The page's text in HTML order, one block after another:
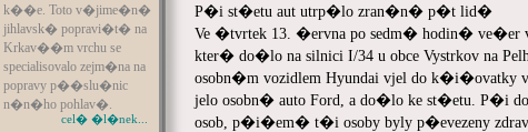
k��e. Toto v�jime�n�
jihlavsk� popravi�t� na
Krkav��m vrchu se
specialisovalo zejm�na na
popravy p��slu�nic
n�n�ho pohlav�.
cel� �l�nek...
P�i st�etu aut utrp�lo zran�n� p�t lid�
Ve �tvrtek 13. �ervna po sedm� hodin�
kter� do�lo na silnici I/34 u obce Vystrkov na
osobn�m vozidlem Hyundai vjel do k�i�ovatky
jelo osobn� auto Ford, a do�lo ke st�etu.
osob, p�i�em� t�i osoby byly p�evezeny